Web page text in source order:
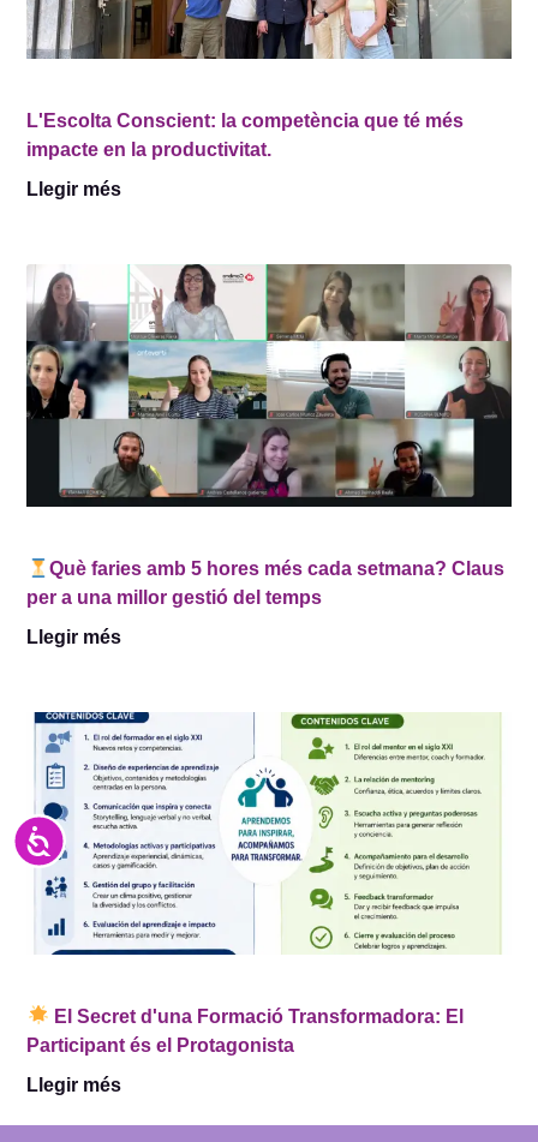
Accesibilidad
L'Escolta Conscient: la competència que té més
impacte en la productivitat.
Llegir més
Què faries amb 5 hores més cada setmana? Claus
per a una millor gestió del temps
Llegir més
El Secret d'una Formació Transformadora: El
Participant és el Protagonista
Llegir més